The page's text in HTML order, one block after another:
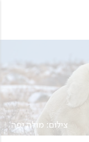
צילום: מולה יפה